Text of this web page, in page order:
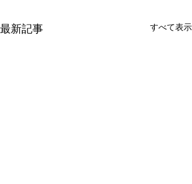
最新記事 すべて表示